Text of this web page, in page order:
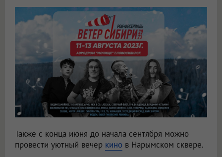
Также с конца июня до начала сентября можно
провести уютный вечер кино в Нарымском сквере.